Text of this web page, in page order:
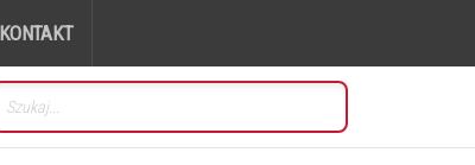
KONTAKT